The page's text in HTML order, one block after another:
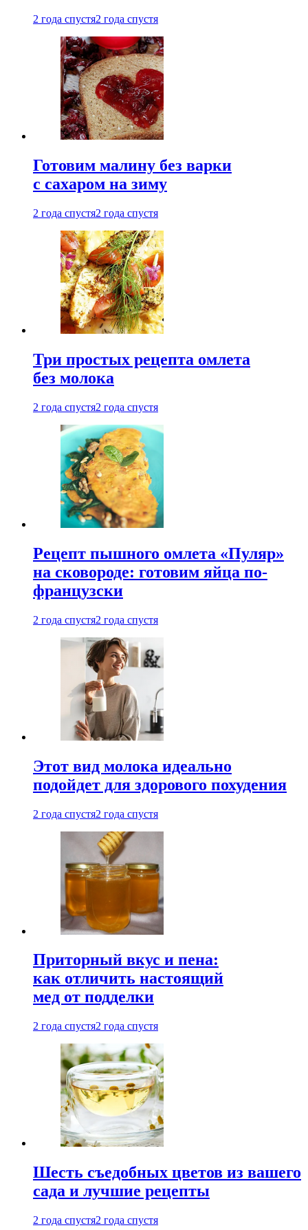
2 года спустя2 года спустя
Готовим малину без варки
с сахаром на зиму
2 года спустя2 года спустя
Три простых рецепта омлета
без молока
2 года спустя2 года спустя
Рецепт пышного омлета «Пуляр»
на сковороде: готовим яйца по-
французски
2 года спустя2 года спустя
Этот вид молока идеально
подойдет для здорового похудения
2 года спустя2 года спустя
Приторный вкус и пена:
как отличить настоящий
мед от подделки
2 года спустя2 года спустя
Шесть съедобных цветов из вашего
сада и лучшие рецепты
2 года спустя2 года спустя